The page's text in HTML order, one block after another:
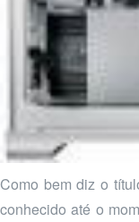
Como bem diz o
conhecido até o